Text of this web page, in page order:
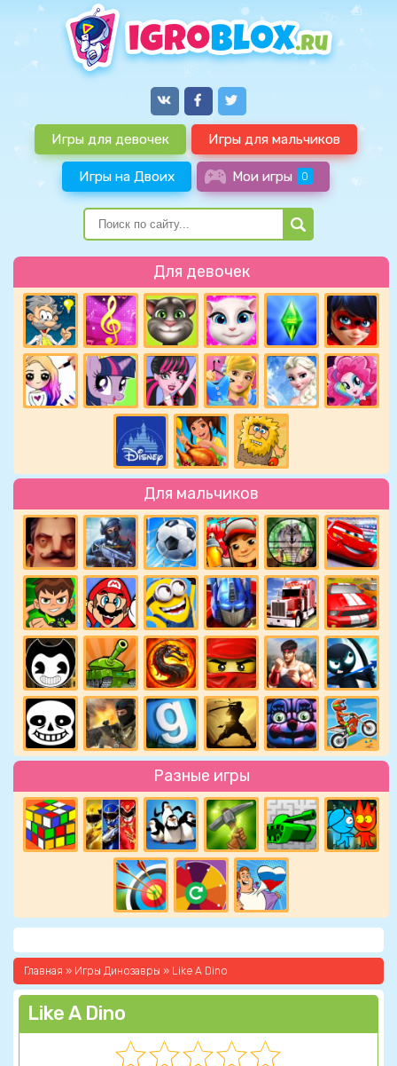
Игры для девочек Игры для мальчиков
Игры на Двоих Мои игры 0
Для девочек
Для мальчиков
Разные игры
Главная » Игры Динозавры » Like A Dino
Like A Dino